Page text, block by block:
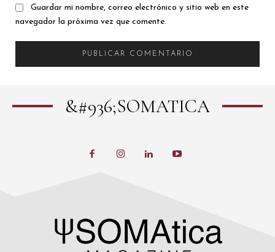
Guardar mi nombre, correo electrónico y sitio web en este
navegador la próxima vez que comente.
&#936;SOMATICA